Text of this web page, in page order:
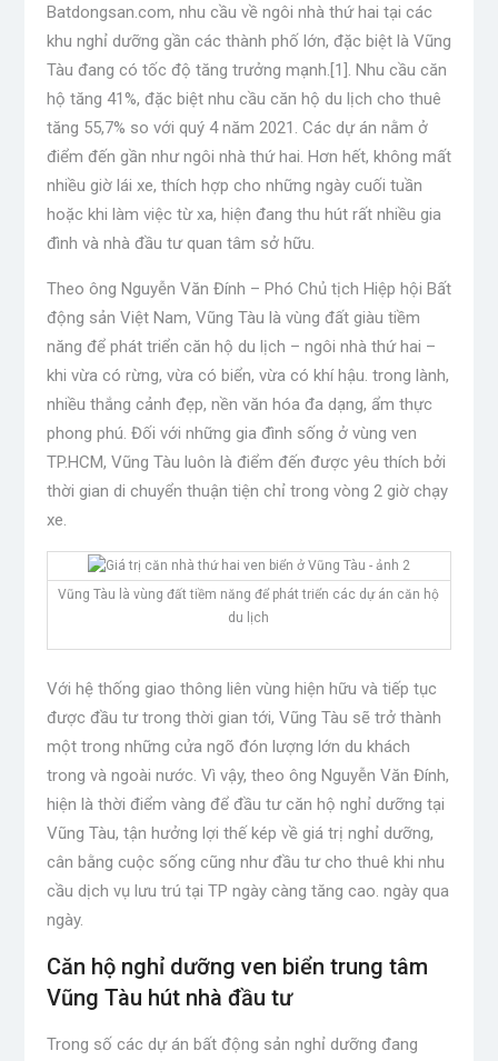
Batdongsan.com, nhu cầu về ngôi nhà thứ hai tại các
khu nghỉ dưỡng gần các thành phố lớn, đặc biệt là Vũng
Tàu đang có tốc độ tăng trưởng mạnh.[1]. Nhu cầu căn
hộ tăng 41%, đặc biệt nhu cầu căn hộ du lịch cho thuê
tăng 55,7% so với quý 4 năm 2021. Các dự án nằm ở
điểm đến gần như ngôi nhà thứ hai. Hơn hết, không mất
nhiều giờ lái xe, thích hợp cho những ngày cuối tuần
hoặc khi làm việc từ xa, hiện đang thu hút rất nhiều gia
đình và nhà đầu tư quan tâm sở hữu.
Theo ông Nguyễn Văn Đính – Phó Chủ tịch Hiệp hội Bất
động sản Việt Nam, Vũng Tàu là vùng đất giàu tiềm
năng để phát triển căn hộ du lịch – ngôi nhà thứ hai –
khi vừa có rừng, vừa có biển, vừa có khí hậu. trong lành,
nhiều thắng cảnh đẹp, nền văn hóa đa dạng, ẩm thực
phong phú. Đối với những gia đình sống ở vùng ven
TP.HCM, Vũng Tàu luôn là điểm đến được yêu thích bởi
thời gian di chuyển thuận tiện chỉ trong vòng 2 giờ chạy
xe.
Vũng Tàu là vùng đất tiềm năng để phát triển các dự án căn hộ
du lịch
Với hệ thống giao thông liên vùng hiện hữu và tiếp tục
được đầu tư trong thời gian tới, Vũng Tàu sẽ trở thành
một trong những cửa ngõ đón lượng lớn du khách
trong và ngoài nước. Vì vậy, theo ông Nguyễn Văn Đính,
hiện là thời điểm vàng để đầu tư căn hộ nghỉ dưỡng tại
Vũng Tàu, tận hưởng lợi thế kép về giá trị nghỉ dưỡng,
cân bằng cuộc sống cũng như đầu tư cho thuê khi nhu
cầu dịch vụ lưu trú tại TP ngày càng tăng cao. ngày qua
ngày.
Căn hộ nghỉ dưỡng ven biển trung tâm
Vũng Tàu hút nhà đầu tư
Trong số các dự án bất động sản nghỉ dưỡng đang